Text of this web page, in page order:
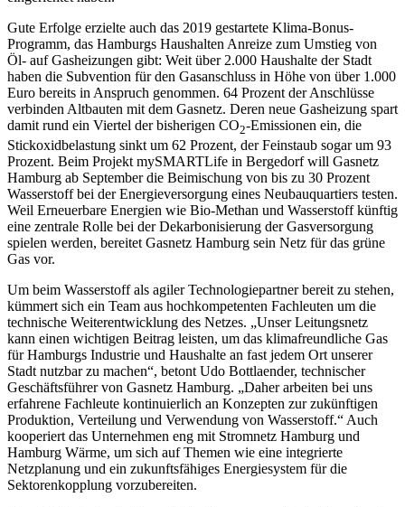
Gute Erfolge erzielte auch das 2019 gestartete Klima-Bonus-
Programm, das Hamburgs Haushalten Anreize zum Umstieg von
Öl- auf Gasheizungen gibt: Weit über 2.000 Haushalte der Stadt
haben die Subvention für den Gasanschluss in Höhe von über 1.000
Euro bereits in Anspruch genommen. 64 Prozent der Anschlüsse
verbinden Altbauten mit dem Gasnetz. Deren neue Gasheizung spart
damit rund ein Viertel der bisherigen CO2-Emissionen ein, die
Stickoxidbelastung sinkt um 62 Prozent, der Feinstaub sogar um 93
Prozent. Beim Projekt mySMARTLife in Bergedorf will Gasnetz
Hamburg ab September die Beimischung von bis zu 30 Prozent
Wasserstoff bei der Energieversorgung eines Neubauquartiers testen.
Weil Erneuerbare Energien wie Bio-Methan und Wasserstoff künftig
eine zentrale Rolle bei der Dekarbonisierung der Gasversorgung
spielen werden, bereitet Gasnetz Hamburg sein Netz für das grüne
Gas vor.
Um beim Wasserstoff als agiler Technologiepartner bereit zu stehen,
kümmert sich ein Team aus hochkompetenten Fachleuten um die
technische Weiterentwicklung des Netzes. „Unser Leitungsnetz
kann einen wichtigen Beitrag leisten, um das klimafreundliche Gas
für Hamburgs Industrie und Haushalte an fast jedem Ort unserer
Stadt nutzbar zu machen“, betont Udo Bottlaender, technischer
Geschäftsführer von Gasnetz Hamburg. „Daher arbeiten bei uns
erfahrene Fachleute kontinuierlich an Konzepten zur zukünftigen
Produktion, Verteilung und Verwendung von Wasserstoff.“ Auch
kooperiert das Unternehmen eng mit Stromnetz Hamburg und
Hamburg Wärme, um sich auf Themen wie eine integrierte
Netzplanung und ein zukunftsfähiges Energiesystem für die
Sektorenkopplung vorzubereiten.